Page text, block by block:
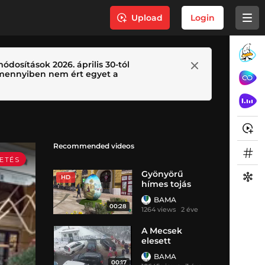
Upload Login
2026. április 30-tól
nem ért egyet a
Recommended videos
HD
00:28
Gyönyörű
hímes tojás
várja a
Széchenyi téren
sétálókat
BAMA
1264 views 2 éve
00:17
A Mecsek
elesett
BAMA